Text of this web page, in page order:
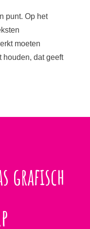
punt. Op het
moeten
houden, dat geeft
grafisch